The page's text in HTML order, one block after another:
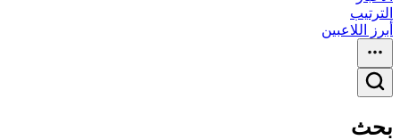
الترتيب
أبرز اللاعبين
بحث